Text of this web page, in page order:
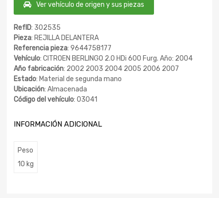
Ver vehículo de origen y sus piezas
RefID: 302535
Pieza: REJILLA DELANTERA
Referencia pieza: 9644758177
Vehículo: CITROEN BERLINGO 2.0 HDi 600 Furg. Año: 2004
Año fabricación: 2002 2003 2004 2005 2006 2007
Estado: Material de segunda mano
Ubicación: Almacenada
Código del vehículo: 03041
INFORMACIÓN ADICIONAL
Peso
10 kg